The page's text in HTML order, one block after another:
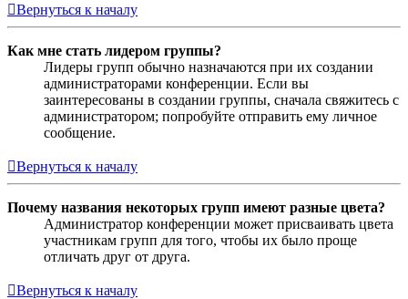
Вернуться к началу
Как мне стать лидером группы?
Лидеры групп обычно назначаются при их создании
администраторами конференции. Если вы
заинтересованы в создании группы, сначала свяжитесь с
администратором; попробуйте отправить ему личное
сообщение.
Вернуться к началу
Почему названия некоторых групп имеют разные цвета?
Администратор конференции может присваивать цвета
участникам групп для того, чтобы их было проще
отличать друг от друга.
Вернуться к началу